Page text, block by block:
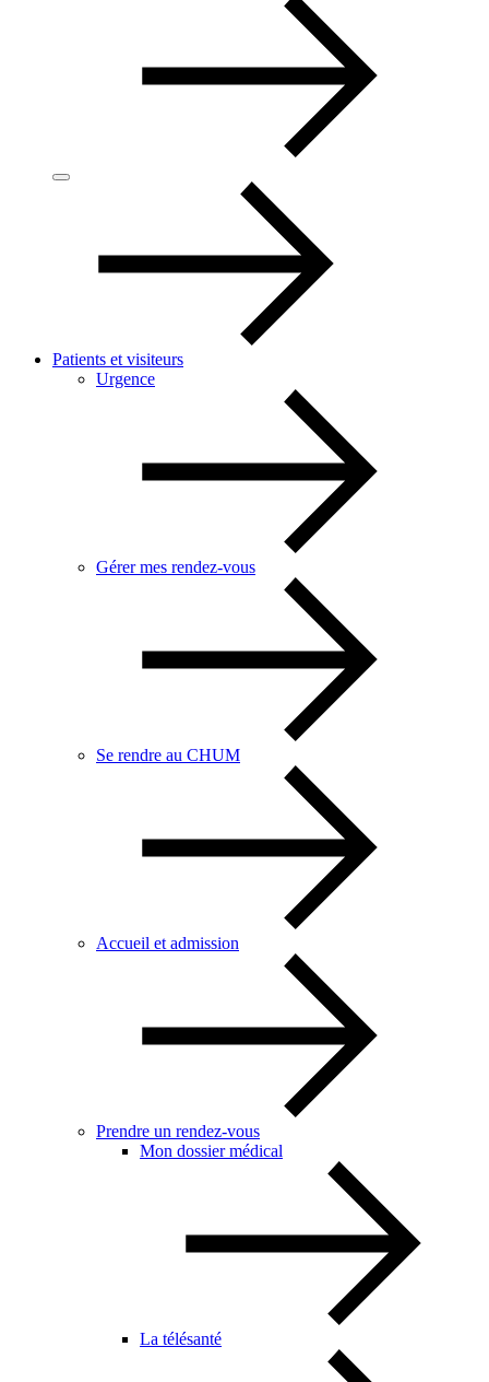
Patients et visiteurs
Urgence
Gérer mes rendez-vous
Se rendre au CHUM
Accueil et admission
Prendre un rendez-vous
Mon dossier médical
La télésanté